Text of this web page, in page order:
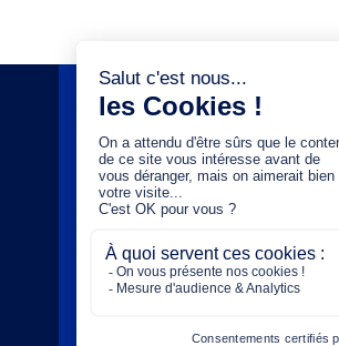
Saisissez votre adresse e-mail :
Rejoignez-nous :